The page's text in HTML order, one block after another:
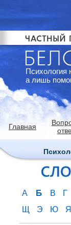
Психология
а лишь
Главная
А Б В Г
Щ
Э Ю Я